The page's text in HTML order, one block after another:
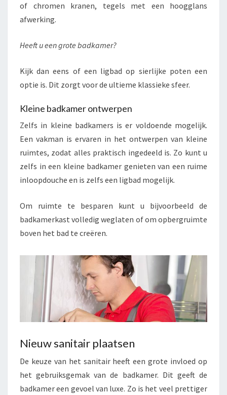
of chromen kranen, tegels met een hoogglans
afwerking.
Heeft u een grote badkamer?
Kijk dan eens of een ligbad op sierlijke poten een
optie is. Dit zorgt voor de ultieme klassieke sfeer.
Kleine badkamer ontwerpen
Zelfs in kleine badkamers is er voldoende mogelijk.
Een vakman is ervaren in het ontwerpen van kleine
ruimtes, zodat alles praktisch ingedeeld is. Zo kunt u
zelfs in een kleine badkamer genieten van een ruime
inloopdouche en is zelfs een ligbad mogelijk.
Om ruimte te besparen kunt u bijvoorbeeld de
badkamerkast volledig weglaten of om opbergruimte
boven het bad te creëren.
Nieuw sanitair plaatsen
De keuze van het sanitair heeft een grote invloed op
het gebruiksgemak van de badkamer. Dit geeft de
badkamer een gevoel van luxe. Zo is het veel prettiger